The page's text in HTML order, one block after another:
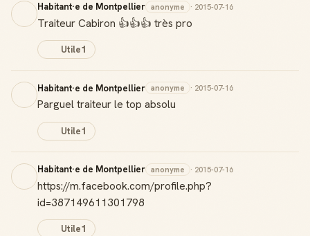
Habitant·e de Montpellier anonyme · 2015-07-16
Traiteur Cabiron 👍👍👍 très pro
Utile1
Habitant·e de Montpellier anonyme · 2015-07-16
Parguel traiteur le top absolu
Utile1
Habitant·e de Montpellier anonyme · 2015-07-16
https://m.facebook.com/profile.php?
id=387149611301798
Utile1